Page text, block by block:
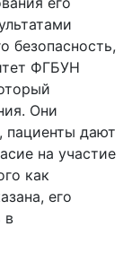
безопасность,
ФГБУН
Они
пациенты дают
на участие
как
его
в